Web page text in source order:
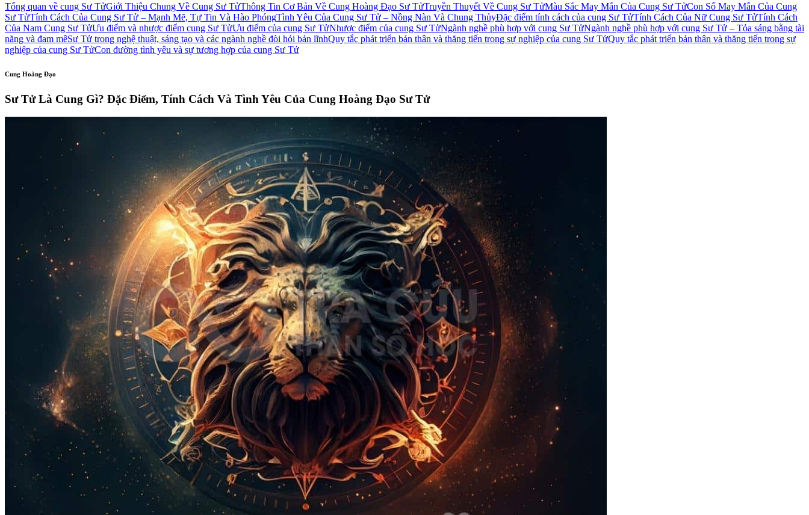
Tổng quan về cung Sư TửGiới Thiệu Chung Về Cung Sư TửThông Tin Cơ Bản Về Cung Hoàng Đạo Sư TửTruyền Thuyết Về Cung Sư TửMàu Sắc May Mắn Của Cung Sư TửCon Số May Mắn Của Cung
Sư TửTính Cách Của Cung Sư Tử – Mạnh Mẽ, Tự Tin Và Hào PhóngTình Yêu Của Cung Sư Tử – Nồng Nàn Và Chung ThủyĐặc điểm tính cách của cung Sư TửTính Cách Của Nữ Cung Sư TửTính Cách
Của Nam Cung Sư TửƯu điểm và nhược điểm cung Sư TửƯu điểm của cung Sư TửNhược điểm của cung Sư TửNgành nghề phù hợp với cung Sư TửNgành nghề phù hợp với cung Sư Tử – Tỏa sáng bằng tài
năng và đam mêSư Tử trong nghệ thuật, sáng tạo và các ngành nghề đòi hỏi bản lĩnhQuy tắc phát triển bản thân và thăng tiến trong sự nghiệp của cung Sư TửQuy tắc phát triển bản thân và thăng tiến trong sự
nghiệp của cung Sư TửCon đường tình yêu và sự tương hợp của cung Sư Tử
Cung Hoàng Đạo
Sư Tử Là Cung Gì? Đặc Điểm, Tính Cách Và Tình Yêu Của Cung Hoàng Đạo Sư Tử